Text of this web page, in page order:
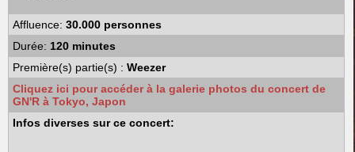
Affluence:30.000 personnes
Durée: 120 minutes
Première(s) partie(s) :Weezer
Cliquez ici pour accéder à la galerie photos du concert de
GN'R à Tokyo, Japon
Infos diverses sur ce concert: